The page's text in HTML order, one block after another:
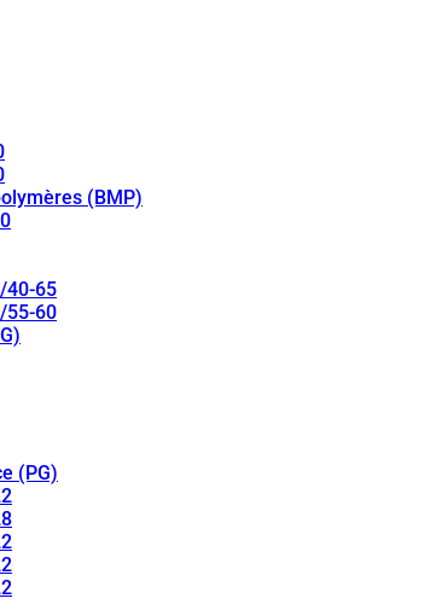
(BMP)
40-65
55-60
(PG)